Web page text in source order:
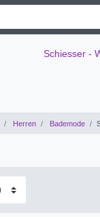
Schiesser -
Herren Bademode